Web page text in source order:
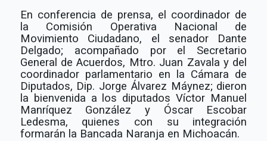
En conferencia de prensa, el coordinador de
la Comisión Operativa Nacional de
Movimiento Ciudadano, el senador Dante
Delgado; acompañado por el Secretario
General de Acuerdos, Mtro. Juan Zavala y del
coordinador parlamentario en la Cámara de
Diputados, Dip. Jorge Álvarez Máynez; dieron
la bienvenida a los diputados Víctor Manuel
Manríquez González y Óscar Escobar
Ledesma, quienes con su integración
formarán la Bancada Naranja en Michoacán.